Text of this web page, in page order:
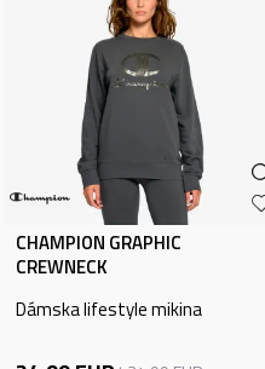
CHAMPION GRAPHIC
CREWNECK
Dámska lifestyle mikina